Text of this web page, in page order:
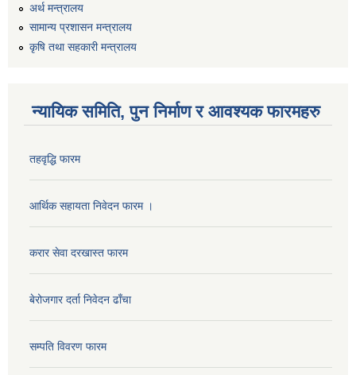
अर्थ मन्त्रालय
सामान्य प्रशासन मन्त्रालय
कृषि तथा सहकारी मन्त्रालय
न्यायिक समिति, पुन निर्माण र आवश्यक फारमहरु
तहवृद्धि फारम
आर्थिक सहायता निवेदन फारम ।
करार सेवा दरखास्त फारम
बेरोजगार दर्ता निवेदन ढाँचा
सम्पति विवरण फारम